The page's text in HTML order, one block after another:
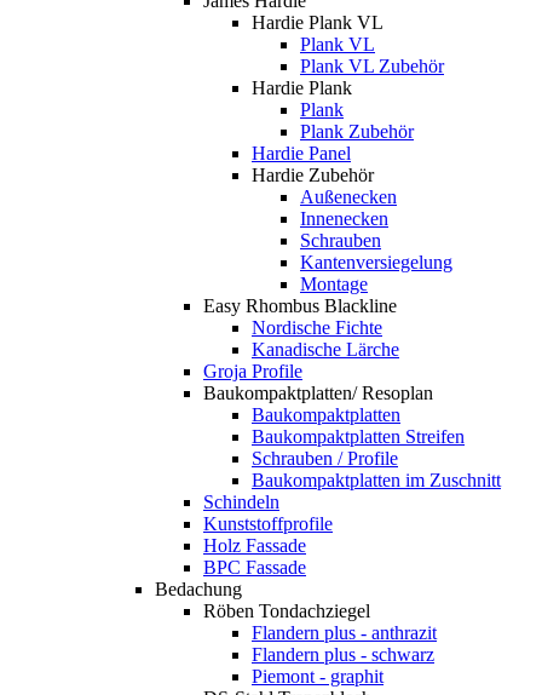
Hardie Plank VL
Plank VL
Plank VL Zubehör
Hardie Plank
Plank
Plank Zubehör
Hardie Panel
Hardie Zubehör
Außenecken
Innenecken
Schrauben
Kantenversiegelung
Montage
Easy Rhombus Blackline
Nordische Fichte
Kanadische Lärche
Groja Profile
Baukompaktplatten/ Resoplan
Baukompaktplatten
Baukompaktplatten Streifen
Schrauben / Profile
Baukompaktplatten im Zuschnitt
Schindeln
Kunststoffprofile
Holz Fassade
BPC Fassade
Bedachung
Röben Tondachziegel
Flandern plus - anthrazit
Flandern plus - schwarz
Piemont - graphit